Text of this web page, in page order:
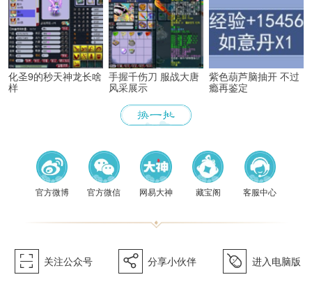
化圣9的秒天神龙长啥
样
手握千伤刀 服战大唐
风采展示
紫色葫芦脑抽开 不过
瘾再鉴定
《梦幻
官方微博 官方微信 网易大神 藏宝阁 客服中心
򰀁 关注公众号 򰀂 分享小伙伴 򰀄 进入电脑版